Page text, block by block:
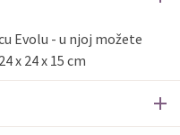
Evolu - u njoj možete
x 24 x 15 cm